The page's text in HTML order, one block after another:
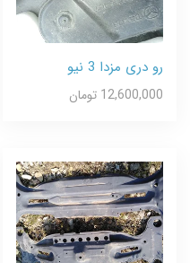
رو دری مزدا 3 نیو
12,600,000 تومان